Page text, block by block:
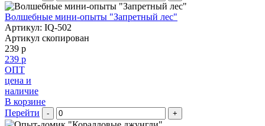
Волшебные мини-опыты "Запретный лес"
Артикул: IQ-502
Артикул скопирован
239 р
239 р
ОПТ
цена и
наличие
В корзине
Перейти
- +